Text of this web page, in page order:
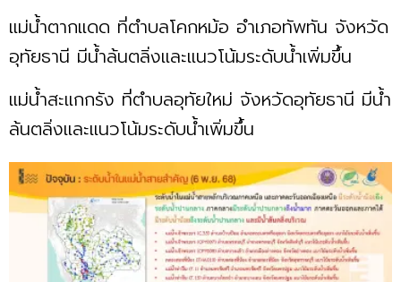
แม่น้ำตากแดด ที่ตำบลโคกหม้อ อำเภอทัพทัน จังหวัด
อุทัยธานี มีน้ำล้นตลิ่งและแนวโน้มระดับน้ำเพิ่มขึ้น
แม่น้ำสะแกกรัง ที่ตำบลอุทัยใหม่ จังหวัดอุทัยธานี มีน้ำ
ล้นตลิ่งและแนวโน้มระดับน้ำเพิ่มขึ้น